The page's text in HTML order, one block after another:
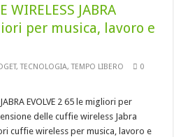
WIRELESS JABRA
per musica, lavoro e
,TECNOLOGIA,TEMPO LIBERO
0
JABRA EVOLVE 2 65 le migliori per
delle cuffie wireless Jabra
cuffie wireless per musica, lavoro e